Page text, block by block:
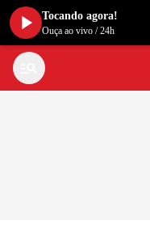
Tocando agora!
Ouça ao vivo /24h